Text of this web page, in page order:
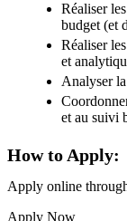
Réaliser
budget (et
Réaliser
et
Analyser
et au suivi
How to Apply:
Apply online
Apply Now